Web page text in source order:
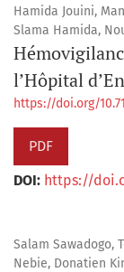
Hamida Jouini,
Slama Hamida,
l’Hôpital
https://doi.org/
PDF
DOI: https://
Salam Sawadogo,
Nebie, Donatien